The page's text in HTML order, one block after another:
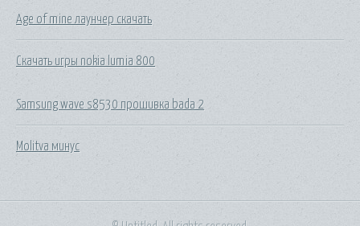
Age of mine лаунчер скачать
Скачать игры nokia lumia 800
Samsung wave s8530 прошивка bada 2
Molitva минус